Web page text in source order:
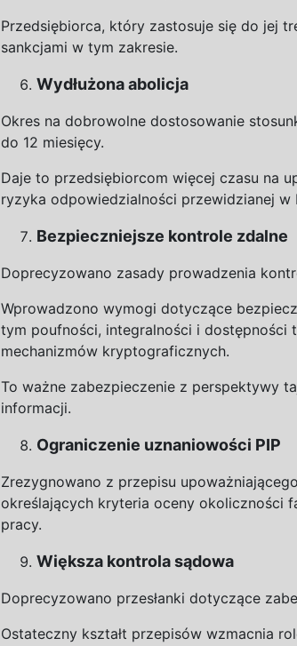
Przedsiębiorca, który zastosuje się do jej
sankcjami w tym zakresie.
Wydłużona abolicja
Okres na dobrowolne dostosowanie
do 12 miesięcy.
Daje to przedsiębiorcom więcej czasu na
ryzyka odpowiedzialności przewidzianej w
Bezpieczniejsze kontrole zdalne
Doprecyzowano zasady prowadzenia
Wprowadzono wymogi dotyczące
tym poufności, integralności i dostępności
mechanizmów kryptograficznych.
To ważne zabezpieczenie z perspektywy
informacji.
Ograniczenie uznaniowości PIP
Zrezygnowano z przepisu
określających kryteria oceny okoliczności
pracy.
Większa kontrola sądowa
Doprecyzowano przesłanki dotyczące
Ostateczny kształt przepisów wzmacnia